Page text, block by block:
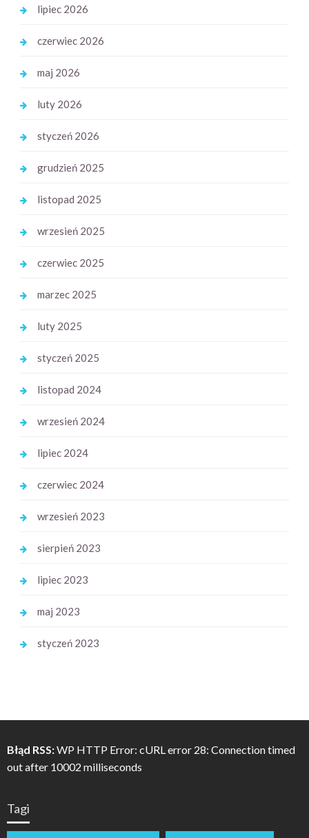
lipiec 2026
czerwiec 2026
maj 2026
luty 2026
styczeń 2026
grudzień 2025
listopad 2025
wrzesień 2025
czerwiec 2025
marzec 2025
luty 2025
styczeń 2025
listopad 2024
wrzesień 2024
lipiec 2024
czerwiec 2024
wrzesień 2023
sierpień 2023
lipiec 2023
maj 2023
styczeń 2023
Błąd RSS:WP HTTP Error: cURL error 28: Connection timed
out after 10002 milliseconds
Tagi